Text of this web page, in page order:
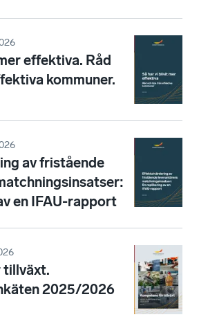
effektiva. Råd
kommuner.
av fristående
en IFAU-rapport
tillväxt.
2025/2026